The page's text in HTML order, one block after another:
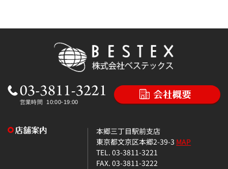
本郷三丁目駅前支店
東京都文京区本郷2-39-3 MAP
TEL. 03-3811-3221
FAX. 03-3811-3222